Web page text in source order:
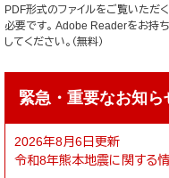
PDF形式のファイルをご覧いただ
必要です。 Adobe Readerをお持ち
してください。（無料）
緊急・重要なお知ら
2026年8月6日更新
令和8年熊本地震に関する